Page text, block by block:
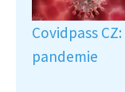
Covidpass
pandemie